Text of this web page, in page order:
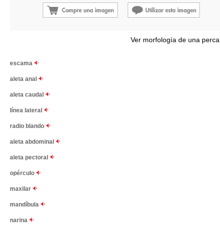
Ver morfología de una
escama
aleta anal
aleta caudal
línea lateral
radio blando
aleta abdominal
aleta pectoral
opérculo
maxilar
mandíbula
narina